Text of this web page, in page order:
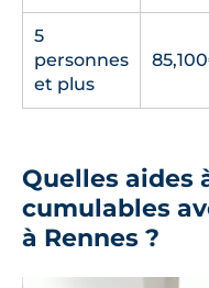
5
personnes
et plus
Quelles aides
cumulables
à Rennes ?